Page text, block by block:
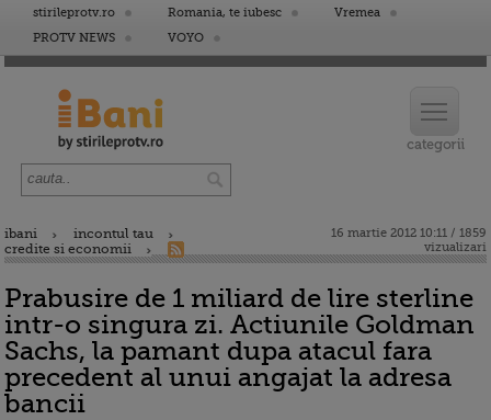
stirileprotv.ro Romania, te iubesc
Vremea
PROTV NEWS
VOYO
ibani
incontul tau
credite si economii
16 martie 2012 10:11 / 1859
vizualizari
Prabusire de 1 miliard de lire sterline
intr-o singura zi. Actiunile Goldman
Sachs, la pamant dupa atacul fara
precedent al unui angajat la adresa
bancii